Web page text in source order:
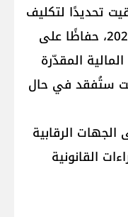
تحديدًا لتكليف
المستأجرين ببدلات إيجار العام 2025، حفاظًا على
المقدّرة
كانت ستُفقد في حال
الرقابية
القانونية